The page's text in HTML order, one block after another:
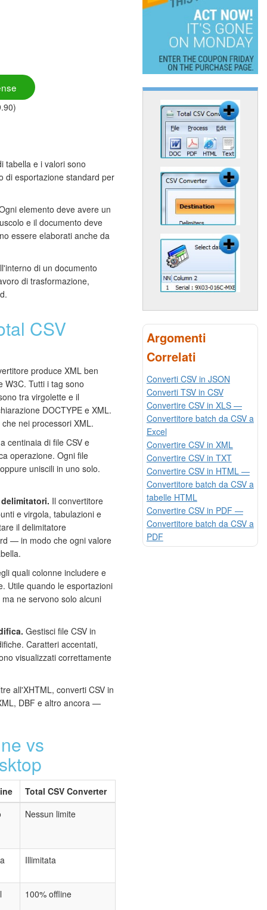
tabella e i valori sono
di esportazione standard per
elemento deve avere un
e il documento deve
essere elaborati anche da
di un documento
di trasformazione,
CSV
produce XML ben
W3C. Tutti i tag sono
tra virgolette e il
DOCTYPE e XML.
nei processori XML.
centinaia di file CSV e
operazione. Ogni file
uniscili in uno solo.
Il convertitore
e virgola, tabulazioni e
il delimitatore
— in modo che ogni valore
quali colonne includere e
Utile quando le esportazioni
ne servono solo alcuni
Gestisci file CSV in
Caratteri accentati,
visualizzati correttamente
all'XHTML, converti CSV in
DBF e altro ancora —
vs
Total CSV Converter
Nessun limite
Illimitata
100% offline
Argomenti
Correlati
Converti CSV in JSON
Converti TSV in CSV
Convertire CSV in XLS —
Convertitore batch da CSV a
Excel
Convertire CSV in XML
Convertire CSV in TXT
Convertire CSV in HTML —
Convertitore batch da CSV a
tabelle HTML
Convertire CSV in PDF —
Convertitore batch da CSV a
PDF